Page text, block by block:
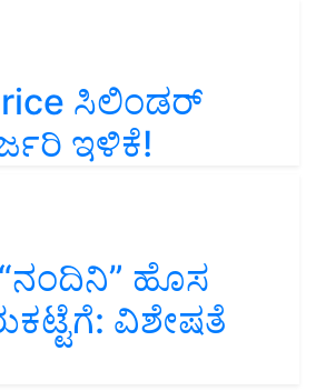
ಸಿಲಿಂಡರ್‌
ಇಳಿಕೆ!
ಹೊಸ
ವಿಶೇಷತೆ